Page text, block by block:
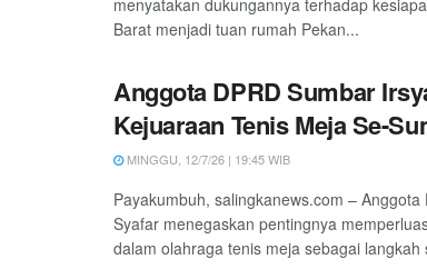
Barat menjadi tuan rumah Pekan...
Anggota DPRD Sumbar
Kejuaraan Tenis Meja Se-
MINGGU, 12/7/26 | 19:45 WIB
Payakumbuh, salingkanews.com – Anggota
Syafar menegaskan pentingnya
dalam olahraga tenis meja sebagai langkah